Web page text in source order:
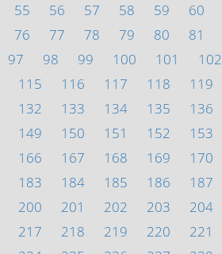
55 56 57 58 59 60
76 77 78 79 80 81
97 98 99 100 101 102
115 116 117 118 119
132 133 134 135 136
149 150 151 152 153
166 167 168 169 170
183 184 185 186 187
200 201 202 203 204
217 218 219 220 221